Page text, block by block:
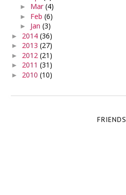
► Mar(4)
► Feb(6)
► Jan(3)
► 2014(36)
► 2013(27)
► 2012(21)
► 2011(31)
► 2010(10)
FRIENDS